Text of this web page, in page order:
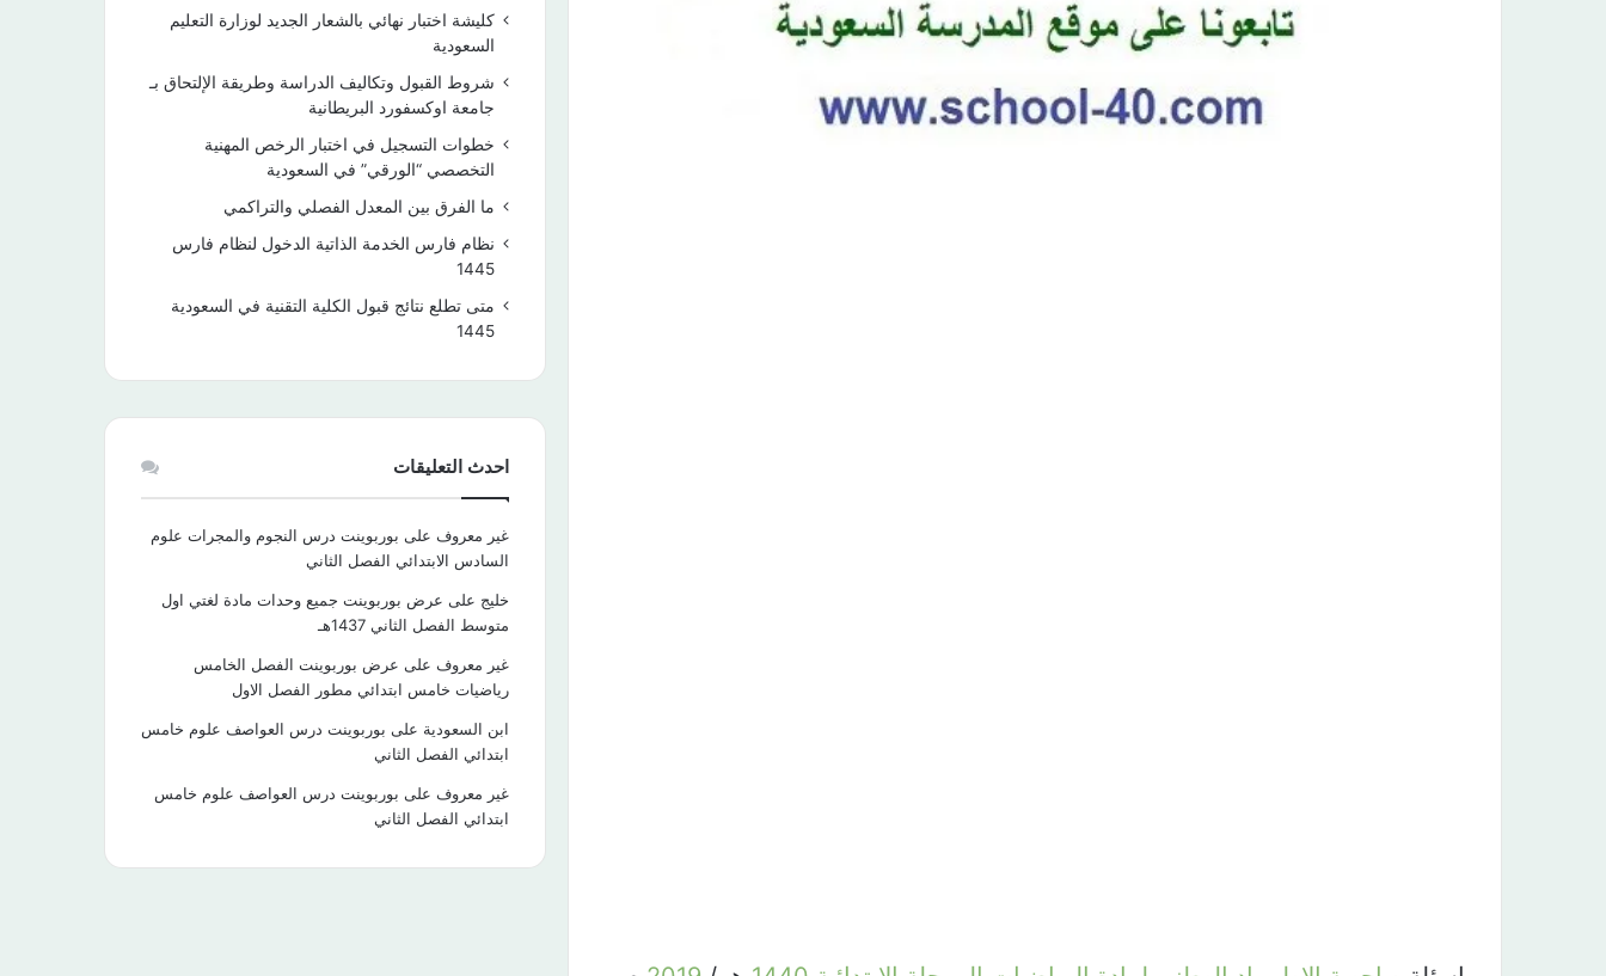
كليشة اختبار نهائي بالشعار الجديد لوزارة التعليم
السعودية
شروط القبول وتكاليف الدراسة وطريقة الإلتحاق بـ
جامعة اوكسفورد البريطانية
خطوات التسجيل في اختبار الرخص المهنية
التخصصي “الورقي” في السعودية
ما الفرق بين المعدل الفصلي والتراكمي
نظام فارس الخدمة الذاتية الدخول لنظام فارس
1445
متى تطلع نتائج قبول الكلية التقنية في السعودية
1445
احدث التعليقات
غير معروف على بوربوينت درس النجوم والمجرات علوم
السادس الابتدائي الفصل الثاني
خليج على عرض بوربوينت جميع وحدات مادة لغتي اول
متوسط الفصل الثاني 1437هـ
غير معروف على عرض بوربوينت الفصل الخامس
رياضيات خامس ابتدائي مطور الفصل الاول
ابن السعودية على بوربوينت درس العواصف علوم خامس
ابتدائي الفصل الثاني
غير معروف على بوربوينت درس العواصف علوم خامس
ابتدائي الفصل الثاني